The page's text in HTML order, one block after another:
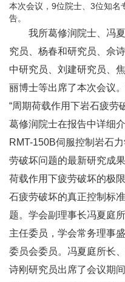
本次会议，9位院士、3位知名
告。
我所葛修润院士、冯夏
究员、杨春和研究员、佘
中研究员、刘建研究员、
丽博士等出席了本次会议
“周期荷载作用下岩石疲劳
葛修润院士在报告中详细
RMT-150B伺服控制岩石
劳破坏问题的最新研究成
荷载作用下疲劳破坏的极
石疲劳破坏的真正控制标
题。学会副理事长冯夏庭
主任委员，学会常务理事
委员会委员。冯夏庭所长
诗刚研究员出席了会议期